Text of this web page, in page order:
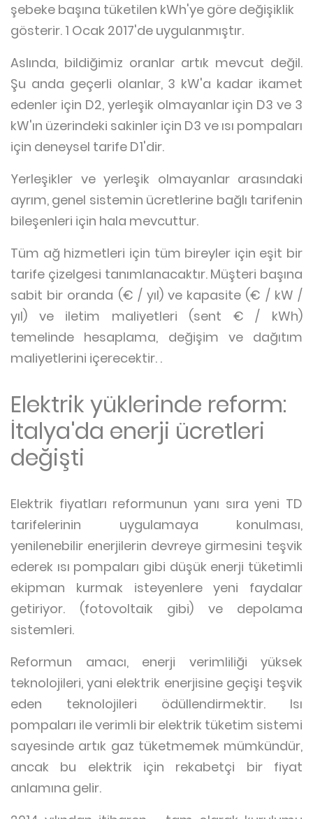
şebeke başına tüketilen kWh'ye göre değişiklik
gösterir. 1 Ocak 2017'de uygulanmıştır.
Aslında, bildiğimiz oranlar artık mevcut değil.
Şu anda geçerli olanlar, 3 kW'a kadar ikamet
edenler için D2, yerleşik olmayanlar için D3 ve 3
kW'ın üzerindeki sakinler için D3 ve ısı pompaları
için deneysel tarife D1'dir.
Yerleşikler ve yerleşik olmayanlar arasındaki
ayrım, genel sistemin ücretlerine bağlı tarifenin
bileşenleri için hala mevcuttur.
Tüm ağ hizmetleri için tüm bireyler için eşit bir
tarife çizelgesi tanımlanacaktır. Müşteri başına
sabit bir oranda (€ / yıl) ve kapasite (€ / kW /
yıl) ve iletim maliyetleri (sent € / kWh)
temelinde hesaplama, değişim ve dağıtım
maliyetlerini içerecektir. .
Elektrik yüklerinde reform:
İtalya'da enerji ücretleri
değişti
Elektrik fiyatları reformunun yanı sıra yeni TD
tarifelerinin uygulamaya konulması,
yenilenebilir enerjilerin devreye girmesini teşvik
ederek ısı pompaları gibi düşük enerji tüketimli
ekipman kurmak isteyenlere yeni faydalar
getiriyor. (fotovoltaik gibi) ve depolama
sistemleri.
Reformun amacı, enerji verimliliği yüksek
teknolojileri, yani elektrik enerjisine geçişi teşvik
eden teknolojileri ödüllendirmektir. Isı
pompaları ile verimli bir elektrik tüketim sistemi
sayesinde artık gaz tüketmemek mümkündür,
ancak bu elektrik için rekabetçi bir fiyat
anlamına gelir.